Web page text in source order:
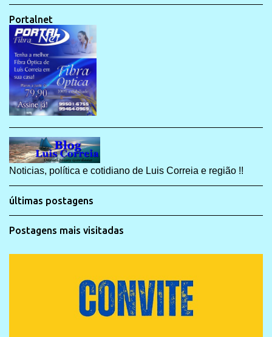
Portalnet
Noticias, política e cotidiano de Luis Correia e região !!
últimas postagens
Postagens mais visitadas